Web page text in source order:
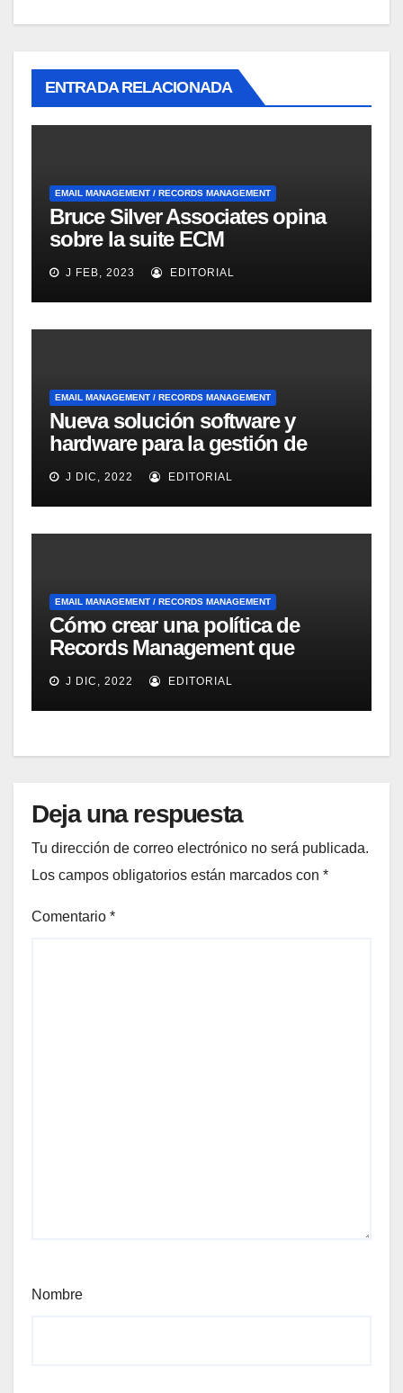
ENTRADA RELACIONADA
EMAIL MANAGEMENT / RECORDS MANAGEMENT
Bruce Silver Associates opina
sobre la suite ECM
Documentum Enterprise
Records Management
J FEB, 2023 EDITORIAL
EMAIL MANAGEMENT / RECORDS MANAGEMENT
Nueva solución software y
hardware para la gestión de
emails dirigida a las Pymes de
IBM
J DIC, 2022 EDITORIAL
EMAIL MANAGEMENT / RECORDS MANAGEMENT
Cómo crear una política de
Records Management que
ayude a la fluidez del negocio
según Optical Image
Technology
J DIC, 2022 EDITORIAL
Deja una respuesta
Tu dirección de correo electrónico no será publicada.
Los campos obligatorios están marcados con *
Comentario *
Nombre